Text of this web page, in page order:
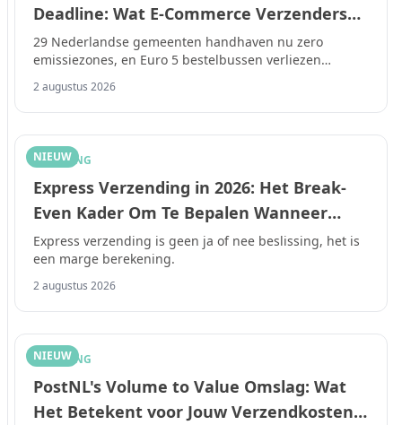
Deadline: Wat E-Commerce Verzenders
Moeten Oplossen Voor 31 December 2026
29 Nederlandse gemeenten handhaven nu zero
emissiezones, en Euro 5 bestelbussen verliezen
2 augustus 2026
NIEUW
SHIPPING
Express Verzending in 2026: Het Break-
Even Kader Om Te Bepalen Wanneer
Snelheid Echt Loont
Express verzending is geen ja of nee beslissing, het is
een marge berekening.
2 augustus 2026
NIEUW
SHIPPING
PostNL's Volume to Value Omslag: Wat
Het Betekent voor Jouw Verzendkosten